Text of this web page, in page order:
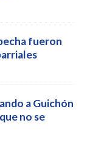
fueron
a Guichón
no se